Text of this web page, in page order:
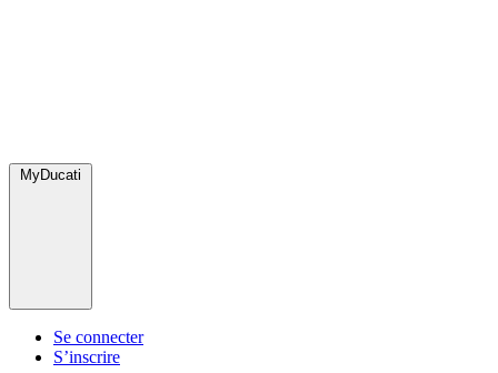
MyDucati
Se connecter
S’inscrire